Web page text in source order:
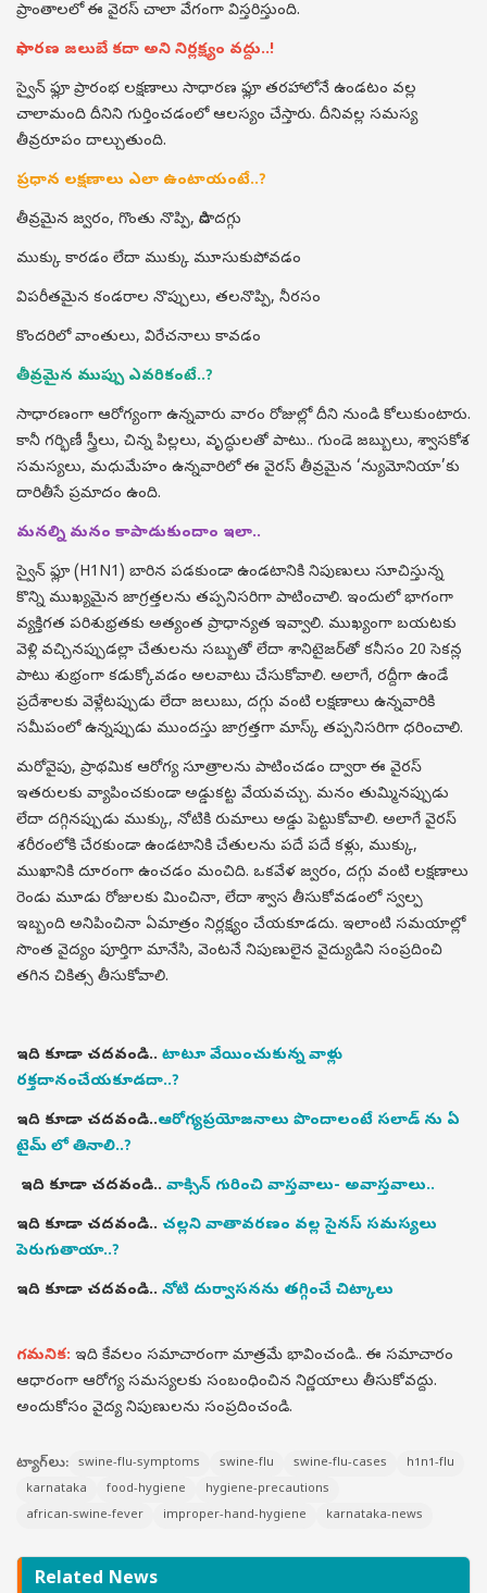
ప్రాంతాలలో ఈ వైరస్ చాలా వేగంగా విస్తరిస్తుంది.
సాధారణ జలుబే కదా అని నిర్లక్ష్యం వద్దు..!
స్వైన్ ఫ్లూ ప్రారంభ లక్షణాలు సాధారణ ఫ్లూ తరహాలోనే ఉండటం వల్ల
చాలామంది దీనిని గుర్తించడంలో ఆలస్యం చేస్తారు. దీనివల్ల సమస్య
తీవ్రరూపం దాల్చుతుంది.
ప్రధాన లక్షణాలు ఎలా ఉంటాయంటే..?
తీవ్రమైన జ్వరం, గొంతు నొప్పి, పొడి దగ్గు
ముక్కు కారడం లేదా ముక్కు మూసుకుపోవడం
విపరీతమైన కండరాల నొప్పులు, తలనొప్పి, నీరసం
కొందరిలో వాంతులు, విరేచనాలు కావడం
తీవ్రమైన ముప్పు ఎవరికంటే..?
సాధారణంగా ఆరోగ్యంగా ఉన్నవారు వారం రోజుల్లో దీని నుండి కోలుకుంటారు.
కానీ గర్భిణీ స్త్రీలు, చిన్న పిల్లలు, వృద్ధులతో పాటు.. గుండె జబ్బులు, శ్వాసకోశ
సమస్యలు, మధుమేహం ఉన్నవారిలో ఈ వైరస్ తీవ్రమైన ‘న్యుమోనియా’కు
దారితీసే ప్రమాదం ఉంది.
మనల్ని మనం కాపాడుకుందాం ఇలా..
స్వైన్ ఫ్లూ (H1N1) బారిన పడకుండా ఉండటానికి నిపుణులు సూచిస్తున్న
కొన్ని ముఖ్యమైన జాగ్రత్తలను తప్పనిసరిగా పాటించాలి. ఇందులో భాగంగా
వ్యక్తిగత పరిశుభ్రతకు అత్యంత ప్రాధాన్యత ఇవ్వాలి. ముఖ్యంగా బయటకు
వెళ్లి వచ్చినప్పుడల్లా చేతులను సబ్బుతో లేదా శానిటైజర్‌తో కనీసం 20 సెకన్ల
పాటు శుభ్రంగా కడుక్కోవడం అలవాటు చేసుకోవాలి. అలాగే, రద్దీగా ఉండే
ప్రదేశాలకు వెళ్లేటప్పుడు లేదా జలుబు, దగ్గు వంటి లక్షణాలు ఉన్నవారికి
సమీపంలో ఉన్నప్పుడు ముందస్తు జాగ్రత్తగా మాస్క్ తప్పనిసరిగా ధరించాలి.
మరోవైపు, ప్రాథమిక ఆరోగ్య సూత్రాలను పాటించడం ద్వారా ఈ వైరస్
ఇతరులకు వ్యాపించకుండా అడ్డుకట్ట వేయవచ్చు. మనం తుమ్మినప్పుడు
లేదా దగ్గినప్పుడు ముక్కు, నోటికి రుమాలు అడ్డు పెట్టుకోవాలి. అలాగే వైరస్
శరీరంలోకి చేరకుండా ఉండటానికి చేతులను పదే పదే కళ్లు, ముక్కు,
ముఖానికి దూరంగా ఉంచడం మంచిది. ఒకవేళ జ్వరం, దగ్గు వంటి లక్షణాలు
రెండు మూడు రోజులకు మించినా, లేదా శ్వాస తీసుకోవడంలో స్వల్ప
ఇబ్బంది అనిపించినా ఏమాత్రం నిర్లక్ష్యం చేయకూడదు. ఇలాంటి సమయాల్లో
సొంత వైద్యం పూర్తిగా మానేసి, వెంటనే నిపుణులైన వైద్యుడిని సంప్రదించి
తగిన చికిత్స తీసుకోవాలి.
ఇది కూడా చదవండి.. టాటూ వేయించుకున్న వాళ్లు
రక్తదానంచేయకూడదా..?
ఇది కూడా చదవండి..ఆరోగ్యప్రయోజనాలు పొందాలంటే సలాడ్ ను ఏ
టైమ్ లో తినాలి..?
ఇది కూడా చదవండి.. వాక్సిన్ గురించి వాస్తవాలు- అవాస్తవాలు..
ఇది కూడా చదవండి.. చల్లని వాతావరణం వల్ల సైనస్ సమస్యలు
పెరుగుతాయా..?
ఇది కూడా చదవండి.. నోటి దుర్వాసనను తగ్గించే చిట్కాలు
గమనిక: ఇది కేవలం సమాచారంగా మాత్రమే భావించండి.. ఈ సమాచారం
ఆధారంగా ఆరోగ్య సమస్యలకు సంబంధించిన నిర్ణయాలు తీసుకోవద్దు.
అందుకోసం వైద్య నిపుణులను సంప్రదించండి.
ట్యాగ్‌లు: swine-flu-symptoms swine-flu swine-flu-cases
h1n1-flu
karnataka
food-hygiene
hygiene-precautions
african-swine-fever
improper-hand-hygiene karnataka-news
Related News